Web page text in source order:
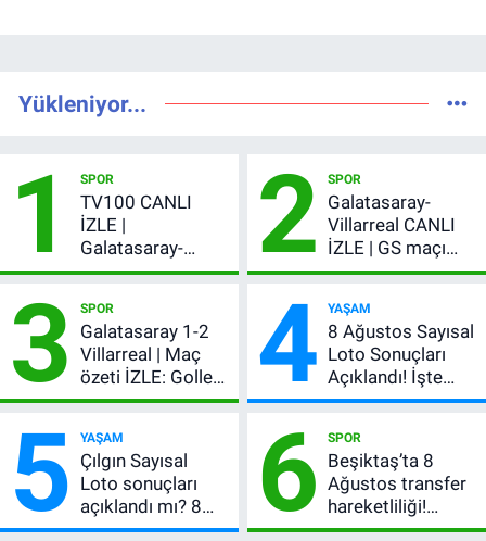
Yükleniyor...
1 SPOR
TV100 CANLI
İZLE |
Galatasaray-
Villarreal maçı
şifresiz canlı yayın
2 SPOR
Galatasaray-
Villarreal CANLI
İZLE | GS maçı
hangi kanalda,
3 SPOR
Galatasaray 1-2
Villarreal | Maç
özeti İZLE: Goller
peş peşe geldi,
kırmızı kart gördü!
4 YAŞAM
8 Ağustos Sayısal
Loto Sonuçları
Açıklandı! İşte
Kazandıran 6
5 YAŞAM
Çılgın Sayısal
Loto sonuçları
açıklandı mı? 8
Ağustos 2026
6 SPOR
Beşiktaş’ta 8
Ağustos transfer
hareketliliği!
Yönetim 5 bölge